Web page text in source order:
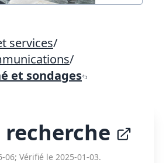
services/
/
et sondages
06; Vérifié le 2025-01-03.